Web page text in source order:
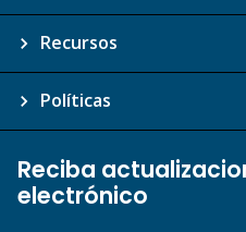
Recursos
Políticas
Reciba
electrónico